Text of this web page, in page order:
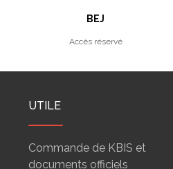
BEJ
Accès réservé
UTILE
Commande de KBIS et
documents officiels